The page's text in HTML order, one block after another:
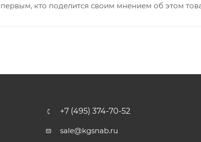
кто поделится своим мнением об этом
+7 (495) 374-70-52
sale@kgsnab.ru